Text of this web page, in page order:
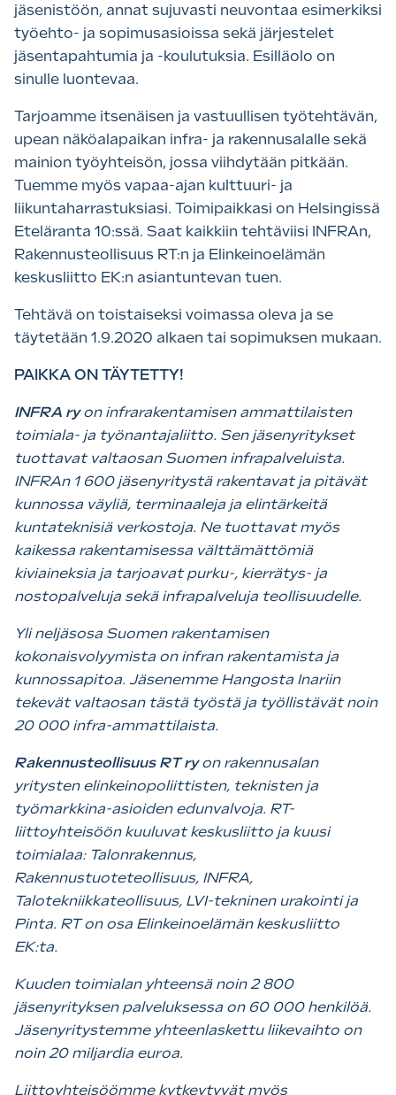
jäsenistöön, annat sujuvasti neuvontaa esimerkiksi
työehto- ja sopimusasioissa sekä järjestelet
jäsentapahtumia ja -koulutuksia. Esilläolo on
sinulle luontevaa.
Tarjoamme itsenäisen ja vastuullisen työtehtävän,
upean näköalapaikan infra- ja rakennusalalle sekä
mainion työyhteisön, jossa viihdytään pitkään.
Tuemme myös vapaa-ajan kulttuuri- ja
liikuntaharrastuksiasi. Toimipaikkasi on Helsingissä
Eteläranta 10:ssä. Saat kaikkiin tehtäviisi INFRAn,
Rakennusteollisuus RT:n ja Elinkeinoelämän
keskusliitto EK:n asiantuntevan tuen.
Tehtävä on toistaiseksi voimassa oleva ja se
täytetään 1.9.2020 alkaen tai sopimuksen mukaan.
PAIKKA ON TÄYTETTY!
INFRA ryon infrarakentamisen ammattilaisten
toimiala- ja työnantajaliitto. Sen jäsenyritykset
tuottavat valtaosan Suomen infrapalveluista.
INFRAn 1 600 jäsenyritystä rakentavat ja pitävät
kunnossa väyliä, terminaaleja ja elintärkeitä
kuntateknisiä verkostoja. Ne tuottavat myös
kaikessa rakentamisessa välttämättömiä
kiviaineksia ja tarjoavat purku-, kierrätys- ja
nostopalveluja sekä infrapalveluja teollisuudelle.
Yli neljäsosa Suomen rakentamisen
kokonaisvolyymista on infran rakentamista ja
kunnossapitoa. Jäsenemme Hangosta Inariin
tekevät valtaosan tästä työstä ja työllistävät noin
20 000 infra-ammattilaista.
Rakennusteollisuus RT ryon rakennusalan
yritysten elinkeinopoliittisten, teknisten ja
työmarkkina-asioiden edunvalvoja. RT-
liittoyhteisöön kuuluvat keskusliitto ja kuusi
toimialaa: Talonrakennus,
Rakennustuoteteollisuus, INFRA,
Talotekniikkateollisuus, LVI-tekninen urakointi ja
Pinta. RT on osa Elinkeinoelämän keskusliitto
EK:ta.
Kuuden toimialan yhteensä noin 2 800
jäsenyrityksen palveluksessa on 60 000 henkilöä.
Jäsenyritystemme yhteenlaskettu liikevaihto on
noin 20 miljardia euroa.
Liittoyhteisöömme kytkeytyvät myös